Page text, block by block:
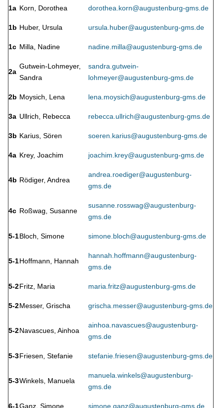
1a Korn, Dorothea dorothea.korn@augustenburg-gms.de
1b Huber, Ursula ursula.huber@augustenburg-gms.de
1c Milla, Nadine nadine.milla@augustenburg-gms.de
2a
Gutwein-Lohmeyer,
Sandra
sandra.gutwein-
lohmeyer@augustenburg-gms.de
2b Moysich, Lena lena.moysich@augustenburg-gms.de
3a Ullrich, Rebecca rebecca.ullrich@augustenburg-gms.de
3b Karius, Sören soeren.karius@augustenburg-gms.de
4a Krey, Joachim joachim.krey@augustenburg-gms.de
4b Rödiger, Andrea
andrea.roediger@augustenburg-
gms.de
4c Roßwag, Susanne
susanne.rosswag@augustenburg-
gms.de
5-1Bloch, Simone simone.bloch@augustenburg-gms.de
5-1Hoffmann, Hannah
hannah.hoffmann@augustenburg-
gms.de
5-2Fritz, Maria maria.fritz@augustenburg-gms.de
5-2Messer, Grischa grischa.messer@augustenburg-gms.de
5-2Navascues, Ainhoa
ainhoa.navascues@augustenburg-
gms.de
5-3Friesen, Stefanie stefanie.friesen@augustenburg-gms.de
5-3Winkels, Manuela
manuela.winkels@augustenburg-
gms.de
6-1Ganz, Simone simone.ganz@augustenburg-gms.de